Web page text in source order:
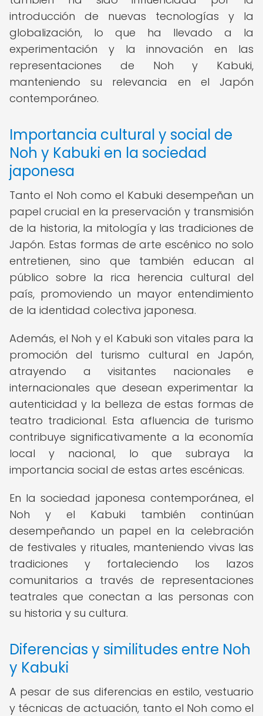
introducción de nuevas tecnologías y la
globalización, lo que ha llevado a la
experimentación y la innovación en las
representaciones de Noh y Kabuki,
manteniendo su relevancia en el Japón
contemporáneo.
Importancia cultural y social de
Noh y Kabuki en la sociedad
japonesa
Tanto el Noh como el Kabuki desempeñan un
papel crucial en la preservación y transmisión
de la historia, la mitología y las tradiciones de
Japón. Estas formas de arte escénico no solo
entretienen, sino que también educan al
público sobre la rica herencia cultural del
país, promoviendo un mayor entendimiento
de la identidad colectiva japonesa.
Además, el Noh y el Kabuki son vitales para la
promoción del turismo cultural en Japón,
atrayendo a visitantes nacionales e
internacionales que desean experimentar la
autenticidad y la belleza de estas formas de
teatro tradicional. Esta afluencia de turismo
contribuye significativamente a la economía
local y nacional, lo que subraya la
importancia social de estas artes escénicas.
En la sociedad japonesa contemporánea, el
Noh y el Kabuki también continúan
desempeñando un papel en la celebración
de festivales y rituales, manteniendo vivas las
tradiciones y fortaleciendo los lazos
comunitarios a través de representaciones
teatrales que conectan a las personas con
su historia y su cultura.
Diferencias y similitudes entre Noh
y Kabuki
A pesar de sus diferencias en estilo, vestuario
y técnicas de actuación, tanto el Noh como el